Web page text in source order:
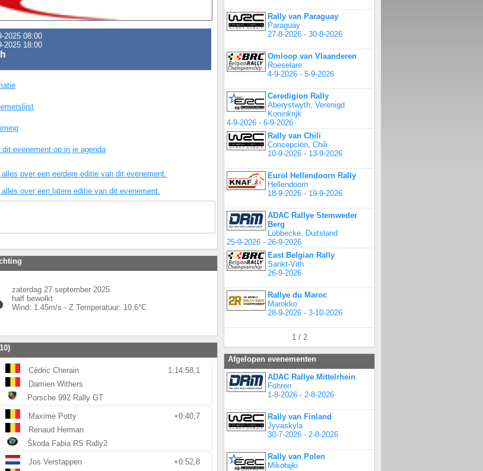
2025 08:00
2025 18:00
dit evenement op in je agenda
alles over een eerdere editie van dit evenement.
alles over een latere editie van dit evenement.
zaterdag 27 september 2025
half bewolkt
Wind: 1.45m/s - Z Temperatuur: 10,6°C
Cédric Cherain
1:14:58,1
Damien Withers
Porsche 992 Rally GT
Maxime Potty
+0:40,7
Renaud Herman
Škoda Fabia RS Rally2
Jos Verstappen
+0:52,8
Rally van Paraguay
Paraguay
27-8-2026 - 30-8-2026
Omloop van Vlaanderen
Roeselare
4-9-2026 - 5-9-2026
Ceredigion Rally
Aberystwyth, Verenigd
Koninkrijk
4-9-2026 - 6-9-2026
Rally van Chili
Concepción, Chili
10-9-2026 - 13-9-2026
Eurol Hellendoorn Rally
Hellendoorn
18-9-2026 - 19-9-2026
ADAC Rallye Stemweder
Berg
Lübbecke, Duitsland
25-9-2026 - 26-9-2026
East Belgian Rally
Sankt-Vith
26-9-2026
Rallye du Maroc
Marokko
28-9-2026 - 3-10-2026
1 / 2
Afgelopen evenementen
ADAC Rallye Mittelrhein
Föhren
1-8-2026 - 2-8-2026
Rally van Finland
Jyvaskyla
30-7-2026 - 2-8-2026
Rally van Polen
Mikołajki